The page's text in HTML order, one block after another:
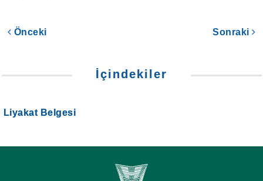
Önceki Sonraki
İçindekiler
Liyakat Belgesi